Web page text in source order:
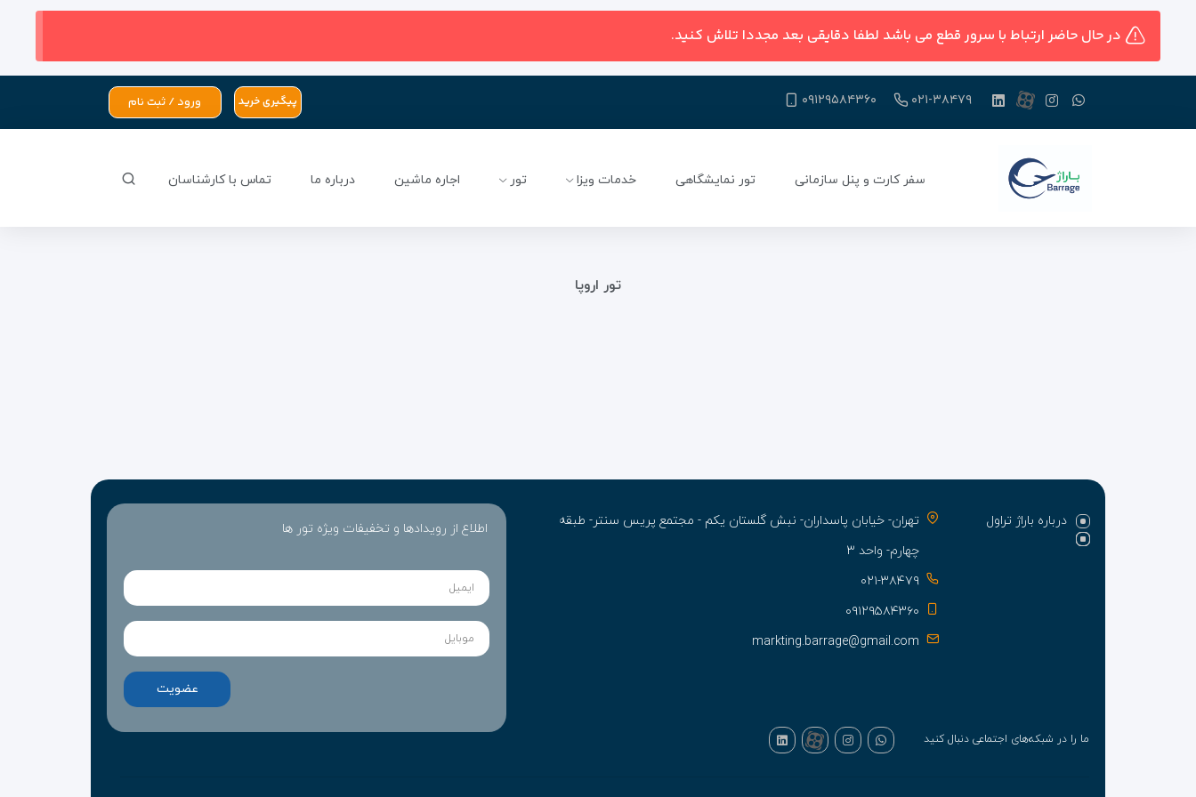
در حال حاضر ارتباط با سرور قطع می باشد لطفا دقایقی بعد مجددا تلاش کنید.
۰۲۱-۳۸۴۷۹ ۰۹۱۲۹۵۸۴۳۶۰ پیگیری خرید ورود / ثبت نام
سفر کارت و پنل سازمانی تور نمایشگاهی خدمات ویزا تور اجاره ماشین درباره ما تماس با کارشناسان
تور اروپا
درباره باراژ تراول
تهران- خیابان پاسداران- نبش گلستان یکم - مجتمع پریس سنتر- طبقه
چهارم- واحد ۳
۰۲۱-۳۸۴۷۹
۰۹۱۲۹۵۸۴۳۶۰
markting.barrage@gmail.com
اطلاع از رویدادها و تخفیفات ویژه تور ها
ما را در شبکه‌های اجتماعی دنبال کنید